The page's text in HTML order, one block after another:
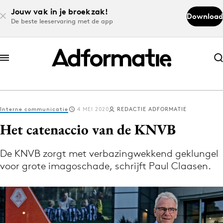
Jouw vak in je broekzak!
De beste leeservaring met de app
Download
Abonneer nu
Abonneer nu
Log in
Download de app
Volg het laatste nieuws via de Adformatie
Interne communicatie 4 MEI 2020 REDACTIE ADFORMATIE
Het catenaccio van de KNVB
De KNVB zorgt met verbazingwekkend geklungel
voor grote imagoschade, schrijft Paul Claasen.